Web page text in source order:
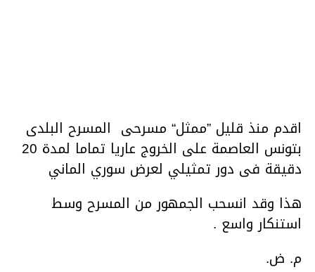
اقدم منذ قليل ”ممثل“ مسرحی المسرح البلدی
بتونس العاصمة على الخروج عاریا تماما لمدة 20
دقيقة فی دور تمثیلي لعرض سوري الماني
هذا وقد انسحب الجمهور من المسرح وسط
استنکار واسع .
م. ض.